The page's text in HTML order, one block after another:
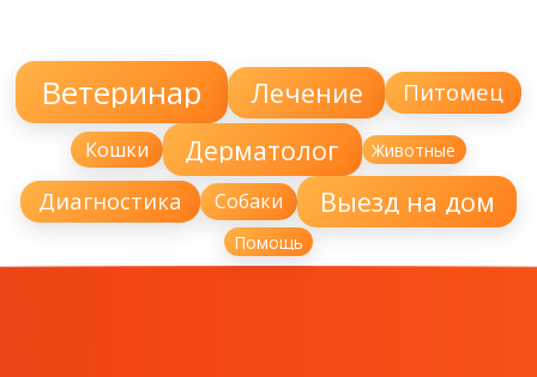
Ветеринар Лечение Питомец
Кошки Дерматолог Животные
Диагностика Собаки Выезд на дом
Помощь